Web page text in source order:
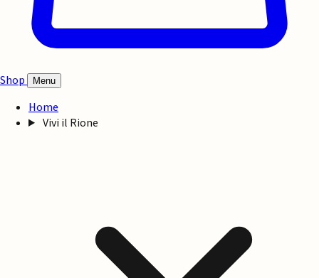
Shop Menu
Home
Vivi il Rione